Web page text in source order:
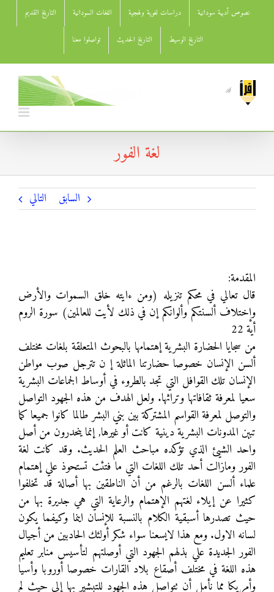
نصوص أدبية سودانية دراسات لغوية ولهجية اللغات السودانية التاريخ القديم
التاريخ الوسيط التاريخ الحديث تواصلوا معنا
لغة الفور
السابق التالي
المقدمة:
قال تعالي في محكم تنزيله (ومن ءايته خلق السموات والأرض
وإختلاف ألسنتكم وألوانكم إن في ذلك لأيت للعالمين) سورة الروم
أية 22
من سجايا الحضارة البشرية إهتمامها بالبحوث المتعلقة بلغات مختلف
ألسن الإنسان خصوصا حضارتنا الماثلة إ ن تترجل صوب مواطن
الإنسان تلك القوافل التي تجد بالطروء في أوساط الجماعات البشرية
سعيا لمعرفة ثقافاتها وتراثها. ولعل الهدف من هذه الجهود التواصل
والتوصل لمعرفة القواسم المشتركة بين بني البشر طالما كانوا جميعا كما
تبين المدونات البشرية دينية كانت أو غيرها, إنما ينحدرون من أصل
واحد الشيئ الذي تؤكده مباحث العلم الحديث. وقد كانت لغة
الفور ومازالت أحد تلك اللغات التي ما فتئت تستحوذ علي إهتمام
علماء ألسن اللغات بالرغم من أن الناطقين بها أصالة قد تخلفوا
كثيرا عن إيلاء لغتهم الإهتمام والرعاية التي هي جديرة بها من
حيث تصدرها أسبقية الكلام بالنسبة للإنسان اينما وكيفما يكون
لسانه الاول. ومع هذا لايسعنا سواء شكر أولئك الحادبين من أجيال
الفور الجديدة علي بذلهم الجهود التي أوصلتهم لتأسيس منابر تعليم
هذه اللغة في مختلف أصقاع بلاد القارات خصوصا أوروبا وأسيا
وأمريكا مما نأمل أن تتواصل هذه الجهود للتبشير بها إلي حيث لم